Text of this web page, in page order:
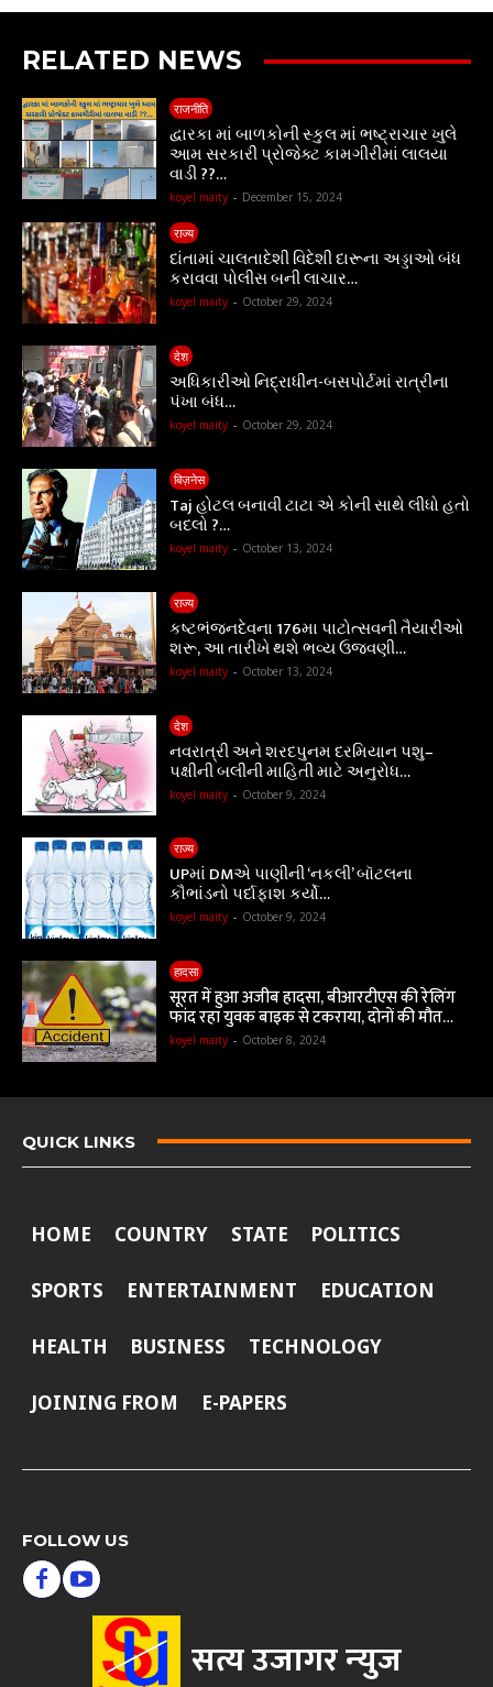
RELATED NEWS
राजनीति
દ્વારકા માં બાળકોની સ્કુલ માં ભષ્ટ્રાચાર ખુલે
આમ સરકારી પ્રોજેક્ટ કામગીરીમાં લાલયા
વાડી ??…
koyel maity - December 15, 2024
राज्य
દાંતામાં ચાલતાદેશી વિદેશી દારૂના અડ્ડાઓ બંધ
કરાવવા પોલીસ બની લાચાર…
koyel maity - October 29, 2024
देश
અધિકારીઓ નિદ્રાધીન-બસપોર્ટમાં રાત્રીના
પંખા બંધ…
koyel maity - October 29, 2024
बिज़नेस
Taj હોટલ બનાવી ટાટા એ કોની સાથે લીધો હતો
બદલો ?…
koyel maity - October 13, 2024
राज्य
કષ્ટભંજનદેવના 176મા પાટોત્સવની તૈયારીઓ
શરૂ, આ તારીખે થશે ભવ્ય ઉજવણી…
koyel maity - October 13, 2024
देश
નવરાત્રી અને શરદપુનમ દરમિયાન પશુ–
પક્ષીની બલીની માહિતી માટે અનુરોધ…
koyel maity - October 9, 2024
राज्य
UPમાં DMએ પાણીની ‘નકલી’ બૉટલના
કૌભાંડનો પર્દાફાશ કર્યો…
koyel maity - October 9, 2024
हादसा
सूरत में हुआ अजीब हादसा, बीआरटीएस की रेलिंग
फांद रहा युवक बाइक से टकराया, दोनों की मौत…
koyel maity - October 8, 2024
QUICK LINKS
HOME COUNTRY STATE POLITICS
SPORTS ENTERTAINMENT EDUCATION
HEALTH BUSINESS TECHNOLOGY
JOINING FROM E-PAPERS
FOLLOW US
सत्य उजागर न्‍युज